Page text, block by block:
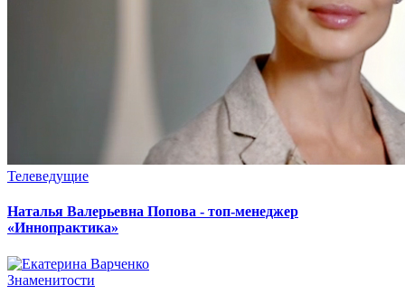
Телеведущие
Наталья Валерьевна Попова - топ-менеджер
«Иннопрактика»
Знаменитости